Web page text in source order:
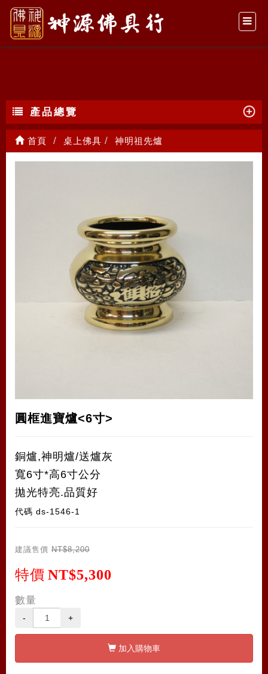
神明祖先爐
產品總覽
首頁 桌上佛具 神明祖先爐
圓框進寶爐<6寸>
銅爐,神明爐/送爐灰
寬6寸*高6寸公分
拋光特亮.品質好
代碼 ds-1546-1
建議售價 NT$8,200
特價 NT$5,300
數量
- +
加入購物車